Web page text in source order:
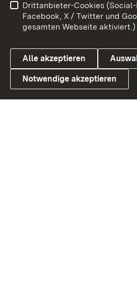
Link zum Landesportal
Benutzungshinweise
Datenschutz
Drittanbieter-Cookies
Facebook, X / Twitter und
gesamten Webseite aktiviert.)
Alle akzeptieren
Notwendige akzeptieren